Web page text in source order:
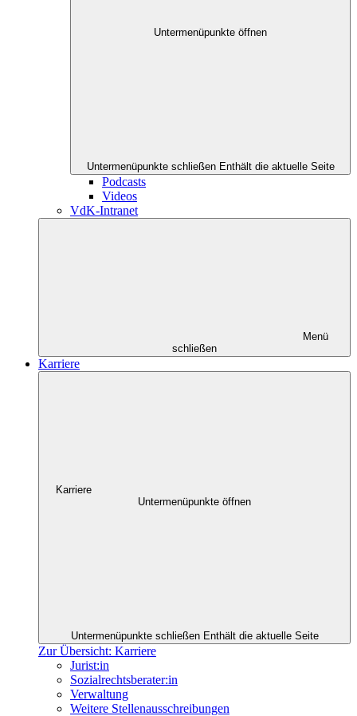
Untermenüpunkte öffnen
Untermenüpunkte schließen Enthält die aktuelle Seite
Podcasts
Videos
VdK-Intranet
Menü
schließen
Karriere
Karriere
Untermenüpunkte öffnen
Untermenüpunkte schließen Enthält die aktuelle Seite
Zur Übersicht: Karriere
Jurist:in
Sozialrechtsberater:in
Verwaltung
Weitere Stellenausschreibungen